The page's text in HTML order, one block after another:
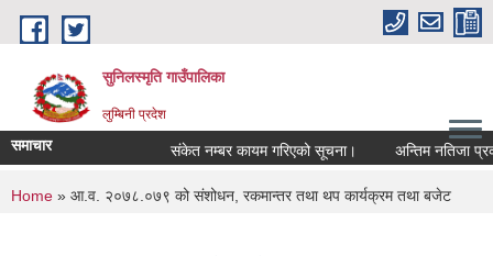
Skip to main content
सुनिलस्मृति गाउँपालिका
लुम्बिनी प्रदेश
समाचार संकेत नम्बर कायम गरिएको सूचना। अन्तिम नतिजा
You are here
Home » आ.व. २०७८.०७९ को संशोधन, रकमान्तर तथा थप कार्यक्रम तथा बजेट